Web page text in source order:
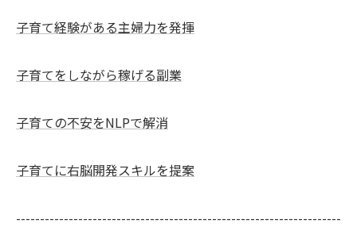
子育て経験がある主婦力を発揮
子育てをしながら稼げる副業
子育ての不安をNLPで解消
子育てに右脳開発スキルを提案
--------------------------------------------------------------------